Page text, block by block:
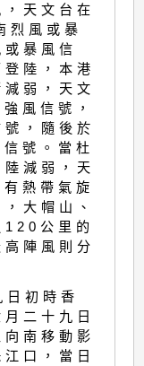
天文台在
烈風或暴
暴風信
陸，本港
弱，天文
風信號，
，隨後於
號。當杜
減弱，天
熱帶氣旋
大帽山、
120公里的
陣風則分
日初時香
二十九日
南移動影
口，當日